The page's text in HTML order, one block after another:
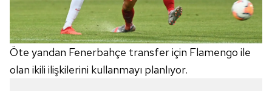
Öte yandan Fenerbahçe transfer için Flamengo ile
olan ikili ilişkilerini kullanmayı planlıyor.